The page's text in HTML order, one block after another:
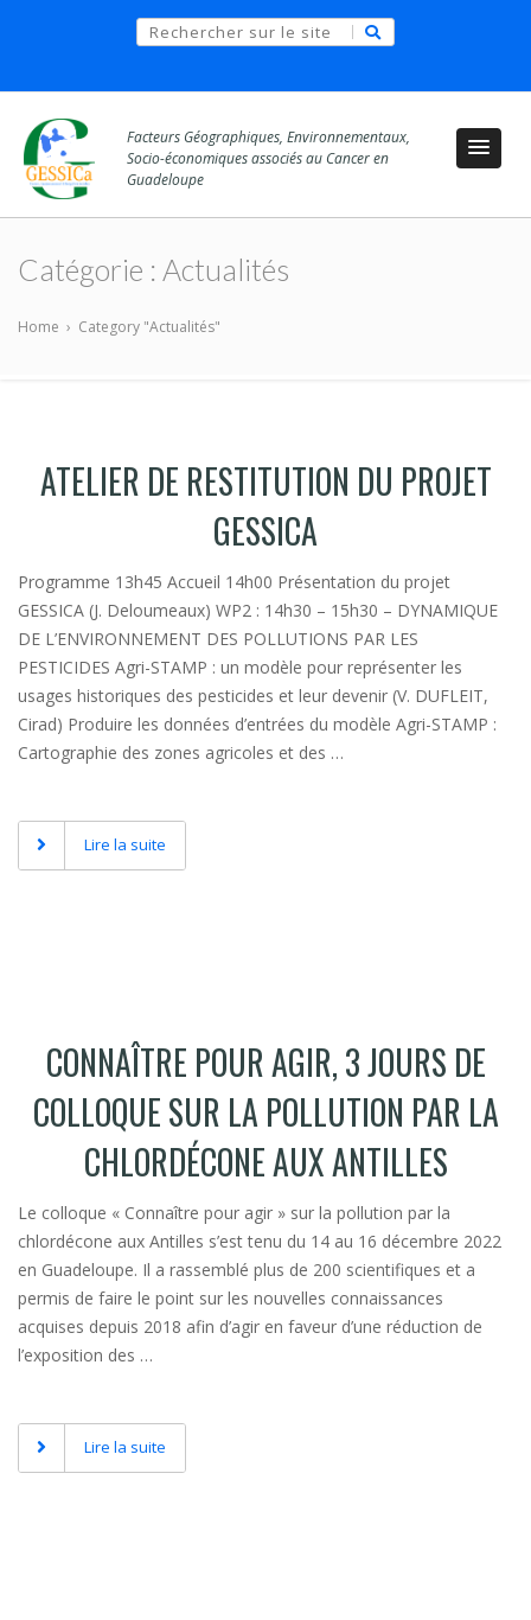
Facteurs Géographiques, Environnementaux,
Socio-économiques associés au Cancer en
Guadeloupe
Catégorie : Actualités
Home › Category "Actualités"
ATELIER DE RESTITUTION DU PROJET
GESSICA
Programme 13h45 Accueil 14h00 Présentation du projet
GESSICA (J. Deloumeaux) WP2 : 14h30 – 15h30 – DYNAMIQUE
DE L’ENVIRONNEMENT DES POLLUTIONS PAR LES
PESTICIDES Agri-STAMP : un modèle pour représenter les
usages historiques des pesticides et leur devenir (V. DUFLEIT,
Cirad) Produire les données d’entrées du modèle Agri-STAMP :
Cartographie des zones agricoles et des …
Lire la suite
CONNAÎTRE POUR AGIR, 3 JOURS DE
COLLOQUE SUR LA POLLUTION PAR LA
CHLORDÉCONE AUX ANTILLES
Le colloque « Connaître pour agir » sur la pollution par la
chlordécone aux Antilles s’est tenu du 14 au 16 décembre 2022
en Guadeloupe. Il a rassemblé plus de 200 scientifiques et a
permis de faire le point sur les nouvelles connaissances
acquises depuis 2018 afin d’agir en faveur d’une réduction de
l’exposition des …
Lire la suite